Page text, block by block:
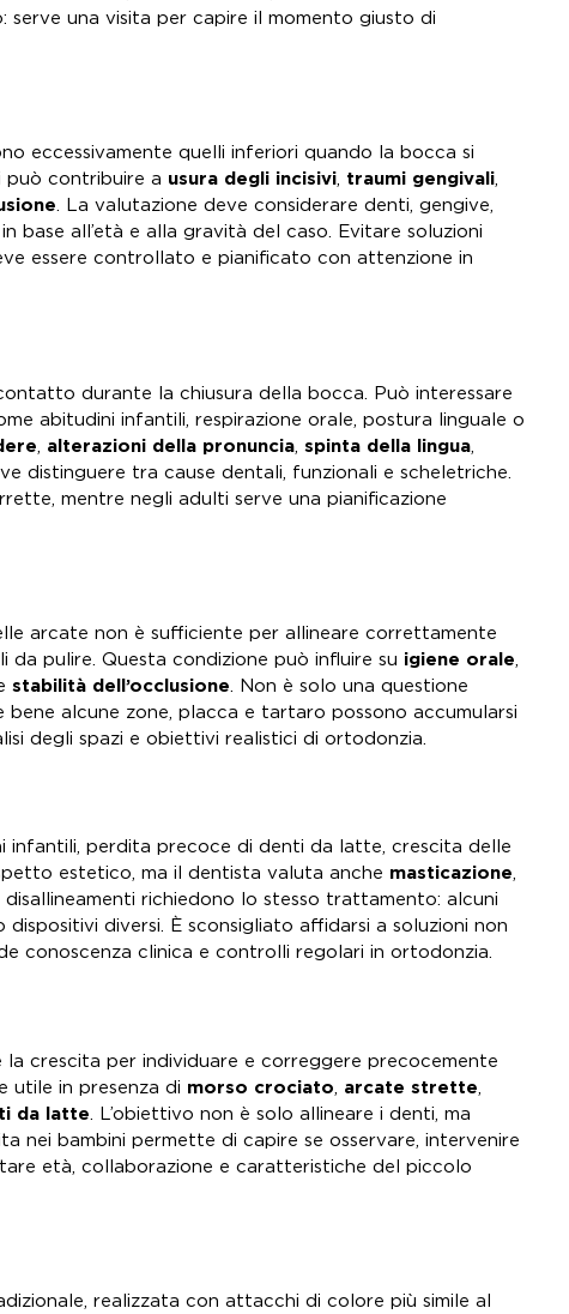
serve una visita per capire il momento giusto di
eccessivamente quelli inferiori quando la bocca si
può contribuire a usura degli incisivi, traumi gengivali,
. La valutazione deve considerare denti, gengive,
all’età e alla gravità del caso. Evitare soluzioni
essere controllato e pianificato con attenzione in
durante la chiusura della bocca. Può interessare
abitudini infantili, respirazione orale, postura linguale o
, alterazioni della pronuncia, spinta della lingua,
distinguere tra cause dentali, funzionali e scheletriche.
mentre negli adulti serve una pianificazione
arcate non è sufficiente per allineare correttamente
pulire. Questa condizione può influire su igiene orale,
stabilità dell’occlusione. Non è solo una questione
alcune zone, placca e tartaro possono accumularsi
degli spazi e obiettivi realistici di ortodonzia.
infantili, perdita precoce di denti da latte, crescita delle
estetico, ma il dentista valuta anche masticazione,
richiedono lo stesso trattamento: alcuni
diversi. È sconsigliato affidarsi a soluzioni non
conoscenza clinica e controlli regolari in ortodonzia.
crescita per individuare e correggere precocemente
utile in presenza di morso crociato, arcate strette,
da latte. L’obiettivo non è solo allineare i denti, ma
nei bambini permette di capire se osservare, intervenire
età, collaborazione e caratteristiche del piccolo
realizzata con attacchi di colore più simile al